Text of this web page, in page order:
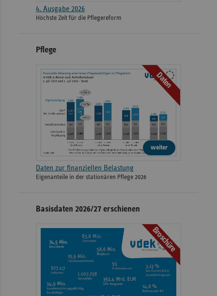
4. Ausgabe 2026
Höchste Zeit für die Pflegereform
Pflege
Daten
weiter
Daten zur finanziellen Belastung
Eigenanteile in der stationären Pflege 2026
Basisdaten 2026/27 erschienen
Broschüre